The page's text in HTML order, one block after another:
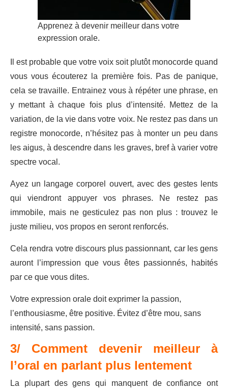
Apprenez à devenir meilleur dans votre
expression orale.
Il est probable que votre voix soit plutôt monocorde quand
vous vous écouterez la première fois. Pas de panique,
cela se travaille. Entrainez vous à répéter une phrase, en
y mettant à chaque fois plus d’intensité. Mettez de la
variation, de la vie dans votre voix. Ne restez pas dans un
registre monocorde, n’hésitez pas à monter un peu dans
les aigus, à descendre dans les graves, bref à varier votre
spectre vocal.
Ayez un langage corporel ouvert, avec des gestes lents
qui viendront appuyer vos phrases. Ne restez pas
immobile, mais ne gesticulez pas non plus : trouvez le
juste milieu, vos propos en seront renforcés.
Cela rendra votre discours plus passionnant, car les gens
auront l’impression que vous êtes passionnés, habités
par ce que vous dites.
Votre expression orale doit exprimer la passion,
l’enthousiasme, être positive. Évitez d’être mou, sans
intensité, sans passion.
3/ Comment devenir meilleur à
l’oral en parlant plus lentement
La plupart des gens qui manquent de confiance ont